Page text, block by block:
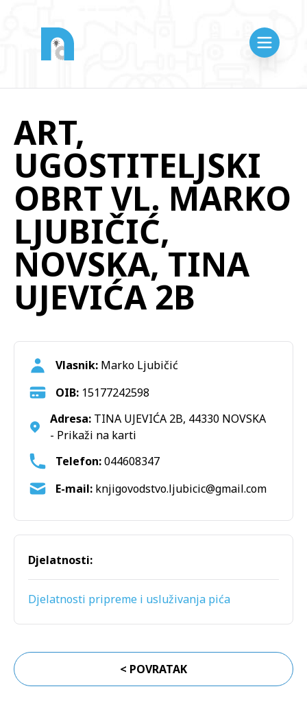
ART,
UGOSTITELJSKI
OBRT VL. MARKO
LJUBIČIĆ,
NOVSKA, TINA
UJEVIĆA 2B
Vlasnik: Marko Ljubičić
OIB: 15177242598
Adresa: TINA UJEVIĆA 2B, 44330 NOVSKA
- Prikaži na karti
Telefon:044608347
E-mail:
Djelatnosti:
Djelatnosti pripreme i usluživanja pića
< POVRATAK